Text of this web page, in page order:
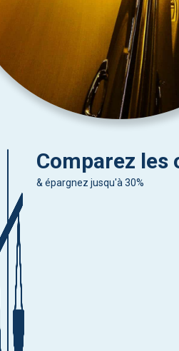
Comparez les
& épargnez jusqu'à 30%